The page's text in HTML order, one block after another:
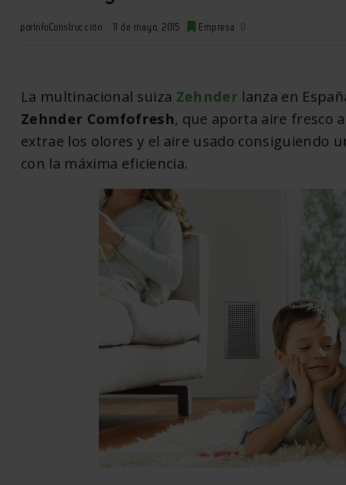
porInfoConstrucción 11 de mayo, 2015 Empresa 0
La multinacional suiza Zehnder lanza en
Zehnder Comfofresh, que aporta aire fresco
extrae los olores y el aire usado consiguiendo
con la máxima eficiencia.